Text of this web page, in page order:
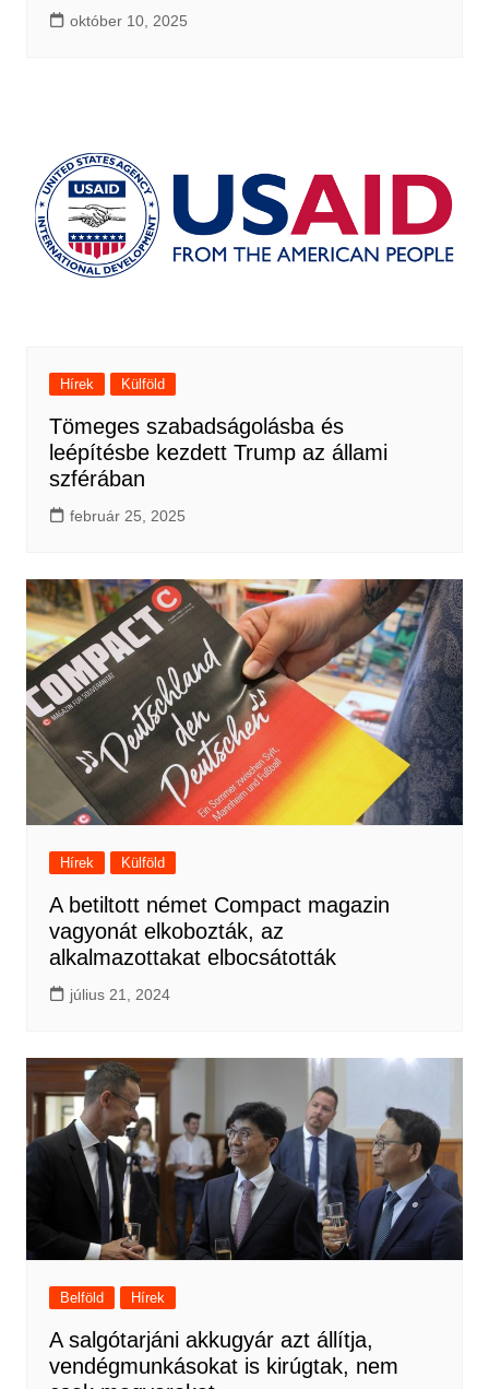
október 10, 2025
Hírek Külföld
Tömeges szabadságolásba és
leépítésbe kezdett Trump az állami
szférában
február 25, 2025
Hírek Külföld
A betiltott német Compact magazin
vagyonát elkobozták, az
alkalmazottakat elbocsátották
július 21, 2024
Belföld Hírek
A salgótarjáni akkugyár azt állítja,
vendégmunkásokat is kirúgtak, nem